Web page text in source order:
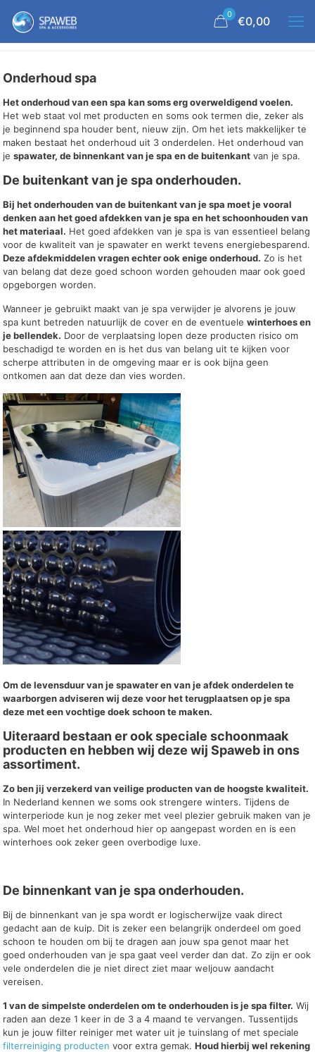
0 €0,00
Onderhoud spa
Het onderhoud van een spa kan soms erg overweldigend voelen.
Het web staat vol met producten en soms ook termen die, zeker als
je beginnend spa houder bent, nieuw zijn. Om het iets makkelijker te
maken bestaat het onderhoud uit 3 onderdelen. Het onderhoud van
jespawater, de binnenkant van je spa en de buitenkant van je spa.
De buitenkant van je spa onderhouden.
Bij het onderhouden van de buitenkant van je spa moet je vooral
denken aan het goed afdekken van je spa en het schoonhouden van
het materiaal. Het goed afdekken van je spa is van essentieel belang
voor de kwaliteit van je spawater en werkt tevens energiebesparend.
Deze afdekmiddelen vragen echter ook enige onderhoud. Zo is het
van belang dat deze goed schoon worden gehouden maar ook goed
opgeborgen worden.
Wanneer je gebruikt maakt van je spa verwijder je alvorens je jouw
spa kunt betreden natuurlijk de cover en de eventuelewinterhoes en
je bellendek. Door de verplaatsing lopen deze producten risico om
beschadigd te worden en is het dus van belang uit te kijken voor
scherpe attributen in de omgeving maar er is ook bijna geen
ontkomen aan dat deze dan vies worden.
Om de levensduur van je spawater en van je afdek onderdelen te
waarborgen adviseren wij deze voor het terugplaatsen op je spa
deze met een vochtige doek schoon te maken.
Uiteraard bestaan er ook speciale schoonmaak
producten en hebben wij deze wij Spaweb in ons
assortiment.
Zo ben jij verzekerd van veilige producten van de hoogste kwaliteit.
In Nederland kennen we soms ook strengere winters. Tijdens de
winterperiode kun je nog zeker met veel plezier gebruik maken van je
spa. Wel moet het onderhoud hier op aangepast worden en is een
winterhoes ook zeker geen overbodige luxe.
De binnenkant van je spa onderhouden.
Bij de binnenkant van je spa wordt er logischerwijze vaak direct
gedacht aan de kuip. Dit is zeker een belangrijk onderdeel om goed
schoon te houden om bij te dragen aan jouw spa genot maar het
goed onderhouden van je spa gaat veel verder dan dat. Zo zijn er ook
vele onderdelen die je niet direct ziet maar weljouw aandacht
vereisen.
1 van de simpelste onderdelen om te onderhouden is je spa filter. Wij
raden aan deze 1 keer in de 3 a 4 maand te vervangen. Tussentijds
kun je jouw filter reiniger met water uit je tuinslang of met speciale
filterreiniging producten voor extra gemak.Houd hierbij wel rekening